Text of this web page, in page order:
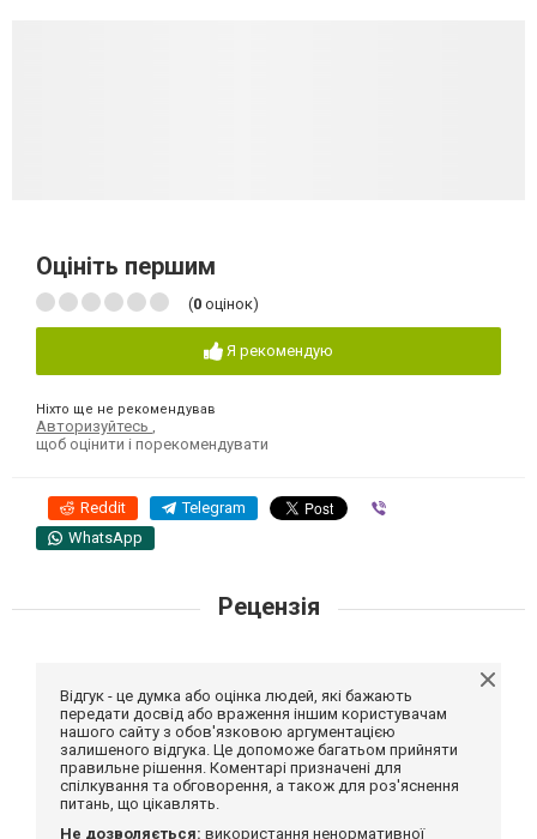
Оцініть першим
(0 оцінок)
Я рекомендую
Ніхто ще не рекомендував
Авторизуйтесь ,
щоб оцінити і порекомендувати
Reddit Telegram
WhatsApp
Рецензія
Відгук - це думка або оцінка людей, які бажають
передати досвід або враження іншим користувачам
нашого сайту з обов'язковою аргументацією
залишеного відгука. Це допоможе багатьом прийняти
правильне рішення. Коментарі призначені для
спілкування та обговорення, а також для роз'яснення
питань, що цікавлять.
Не дозволяється: використання ненормативної